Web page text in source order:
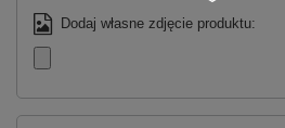
Dodaj własne zdjęcie produktu: